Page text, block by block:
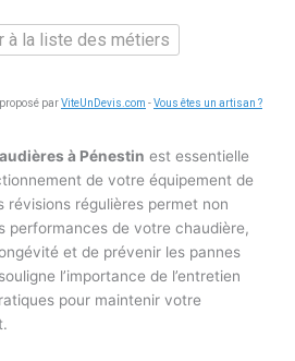
à la liste des métiers
parViteUnDevis.com -Vous êtes un artisan ?
à Pénestin est essentielle
de votre équipement de
régulières permet non
performances de votre chaudière,
et de prévenir les pannes
l’importance de l’entretien
pour maintenir votre